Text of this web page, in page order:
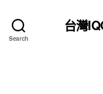
Search
台灣